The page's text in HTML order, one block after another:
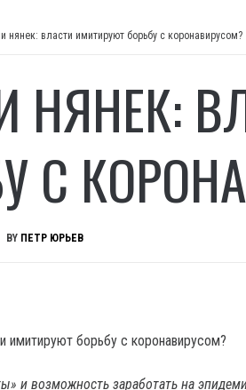
нянек: власти имитируют борьбу с коронавирусом?
НЯНЕК:
С
BY ПЕТР ЮРЬЕВ
и возможность заработать на